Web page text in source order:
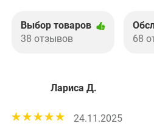
Выбор товаров
38 отзывов
68
Лариса Д.
24.11.2025